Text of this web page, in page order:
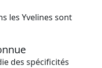
les Yvelines sont
des spécificités